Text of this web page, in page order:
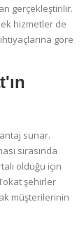
gerçekleştirilir.
hizmetler de
göre
sunar.
sırasında
olduğu için
şehirler
müşterilerinin